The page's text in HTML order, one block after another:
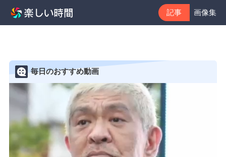
記事 画像集
毎日のおすすめ動画